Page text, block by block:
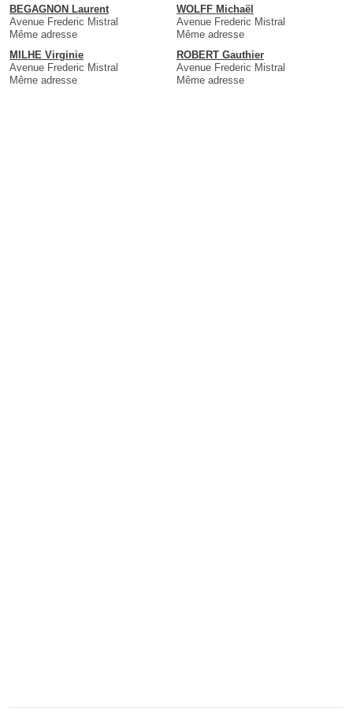
BEGAGNON Laurent
Avenue Frederic Mistral
Même adresse
WOLFF Michaël
Avenue Frederic Mistral
Même adresse
MILHE Virginie
Avenue Frederic Mistral
Même adresse
ROBERT Gauthier
Avenue Frederic Mistral
Même adresse